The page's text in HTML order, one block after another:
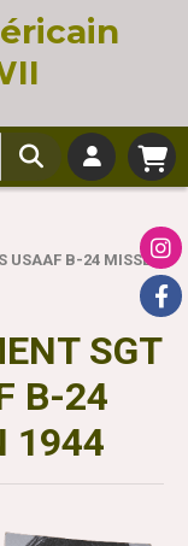
USAAF B-24 MISSED
SGT
B-24
1944